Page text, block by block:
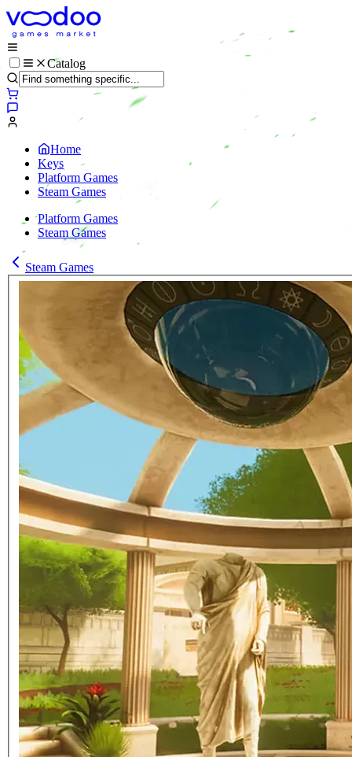
Catalog
Home
Keys
Platform Games
Steam Games
Platform Games
Steam Games
Steam Games